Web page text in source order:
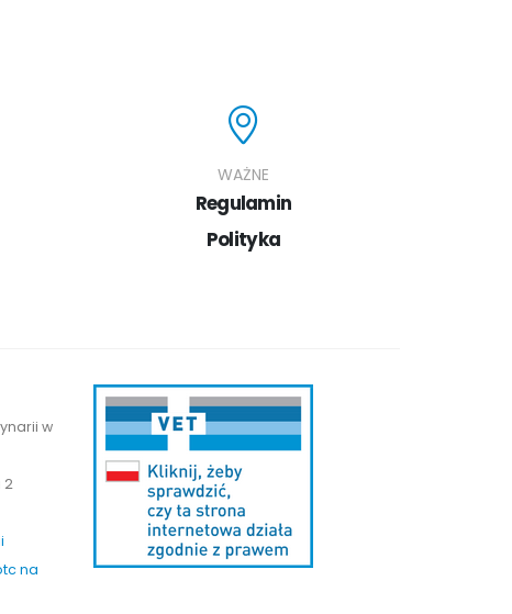
WAŻNE
Regulamin
Polityka
w
2
na